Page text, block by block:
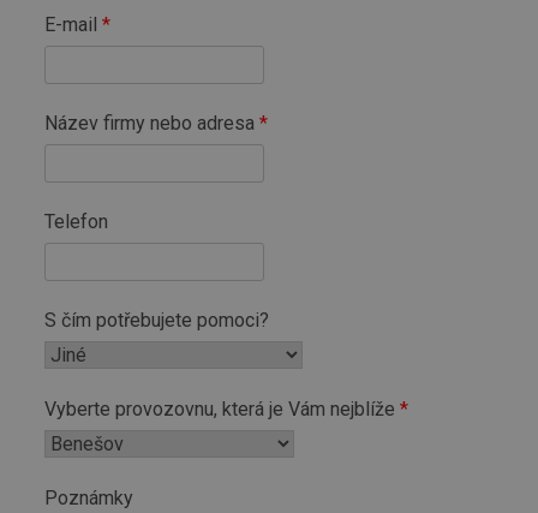
E-mail
Název firmy nebo adresa
Telefon
S čím potřebujete pomoci?
Vyberte provozovnu, která je Vám nejblíže
Poznámky